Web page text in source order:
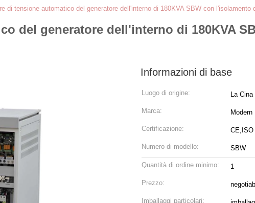
di tensione automatico del generatore dell'interno di 180KVA SBW con l'isolamento
del generatore dell'interno di 180KVA
Informazioni di base
Luogo di origine: La Cina
Marca: Modern
Certificazione: CE,ISO
Numero di modello: SBW
Quantità di ordine minimo: 1
Prezzo:
Imballaggi particolari: